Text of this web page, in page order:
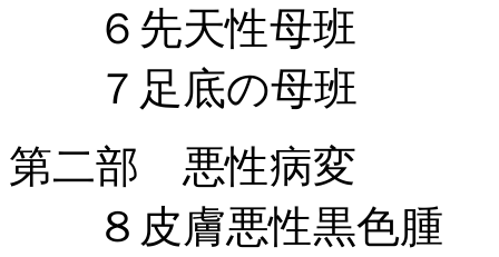
６先天性母班
７足底の母班
第二部 悪性病変
８皮膚悪性黒色腫